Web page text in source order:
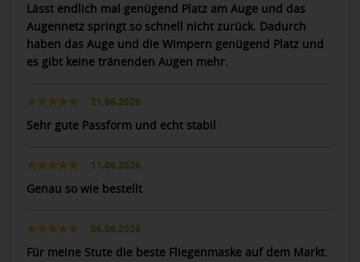
Lässt endlich mal genügend Platz am Auge und das
Augennetz springt so schnell nicht zurück. Dadurch
haben das Auge und die Wimpern genügend Platz und
es gibt keine tränenden Augen mehr.
21.06.2026
Sehr gute Passform und echt stabil
11.06.2026
Genau so wie bestellt
06.06.2026
Für meine Stute die beste Fliegenmaske auf dem Markt.